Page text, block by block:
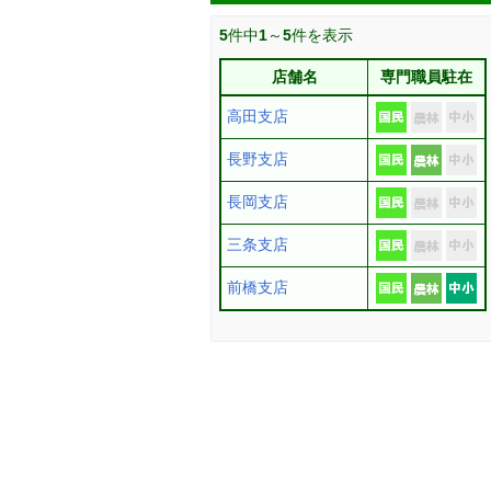
5件中1～5件を表示
店舗名 専門職員駐在
高田支店
長野支店
長岡支店
三条支店
前橋支店